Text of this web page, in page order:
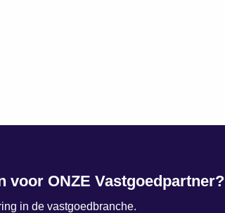
voor ONZE Vastgoedpartner?
in de vastgoedbranche.